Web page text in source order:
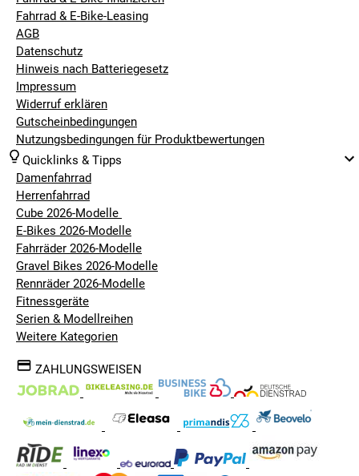
Trelock verfügt über mehr als 150 Jahre Erfahrung im
Bereich der Fahrradschlösser und zählt hier zu den
Vorreitern
Nachteile:
Die große Anzahl an verschiedenen Schloss Systemen und
Einsatzbereichen mag für Einsteiger verwirrend wirken.
Gleichzeitig bietet dies aber auch eine optimale
Anpassungsmöglichkeit des Schlosses an die eigenen
Anforderungen.
FAHRRADSCHLÖSSER TESTSIEGER IN
UNSEREM SORTIMENT
In diversen Fachmagazinen und Internetportalen findest du
eine Vielzahl an Testberichten zu Fahrradschlössern. Diese
vor dem Fahrradschloss Kauf. Wir wollen dir die in unserem
Shop verfügbaren Testsieger nicht vorenthalten und haben
uns auf die Suche gemacht und die am besten bewerteten
Fahrradschlösser zusammengetragen. Entdecke unseren
Fahrrad & E-Bike-Leasing
AGB
Datenschutz
Hinweis nach Batteriegesetz
Impressum
Widerruf erklären
Gutscheinbedingungen
Nutzungsbedingungen für Produktbewertungen
Quicklinks & Tipps
Damenfahrrad
Herrenfahrrad
Cube 2026-Modelle
E-Bikes 2026-Modelle
Fahrräder 2026-Modelle
Gravel Bikes 2026-Modelle
Rennräder 2026-Modelle
Fitnessgeräte
Serien & Modellreihen
Weitere Kategorien
ZAHLUNGSWEISEN